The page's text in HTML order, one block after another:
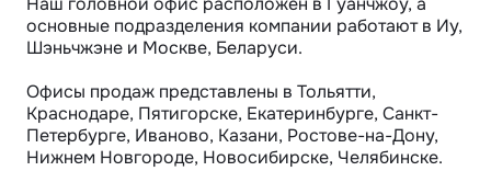
основные подразделения компании работают в Иу,
Шэньчжэне и Москве, Беларуси.
Офисы продаж представлены в Тольятти,
Краснодаре, Пятигорске, Екатеринбурге, Санкт-
Петербурге, Иваново, Казани, Ростове-на-Дону,
Нижнем Новгороде, Новосибирске, Челябинске.